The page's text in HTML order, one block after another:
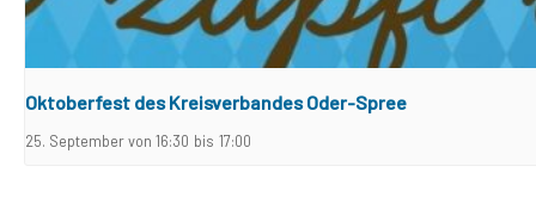
Oktoberfest des Kreisverbandes Oder-Spree
25. September von 16:30 bis 17:00